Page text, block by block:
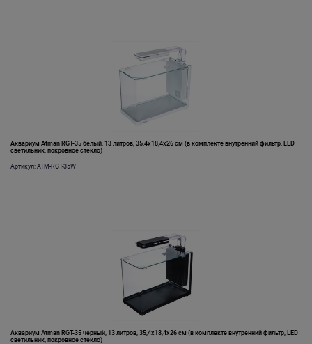
Аквариум Atman RGT-35 белый, 13 литров, 35,4х18,4х26 см (в комплекте внутренний фильтр, LED
светильник, покровное стекло)
Артикул: ATM-RGT-35W
Аквариум Atman RGT-35 черный, 13 литров, 35,4х18,4х26 см (в комплекте внутренний фильтр, LED
светильник, покровное стекло)